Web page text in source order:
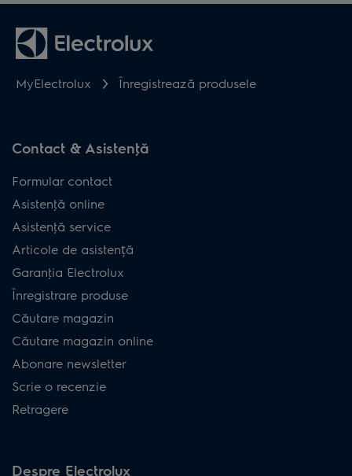
MyElectrolux Înregistrează produsele
Contact & Asistenţă
Formular contact
Asistenţă online
Asistenţă service
Articole de asistență
Garanţia Electrolux
Înregistrare produse
Căutare magazin
Căutare magazin online
Abonare newsletter
Scrie o recenzie
Retragere
Despre Electrolux